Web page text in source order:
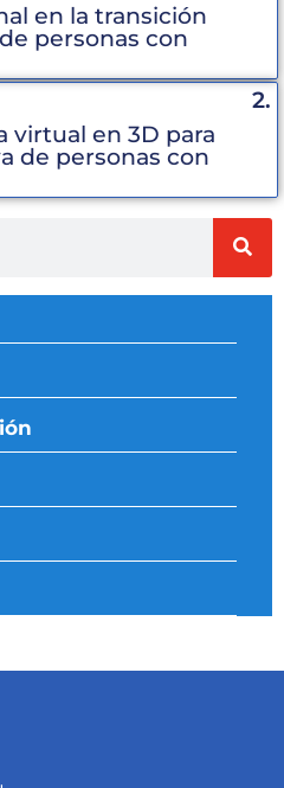
en la transición
personas con
2.
virtual en 3D para
de personas con